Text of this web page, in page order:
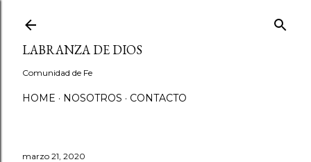
LABRANZA DE DIOS
Comunidad de Fe
HOME NOSOTROS CONTACTO
marzo 21, 2020